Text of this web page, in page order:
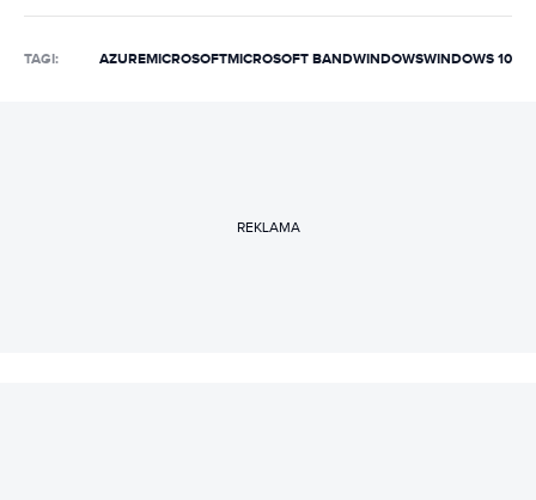
TAGI: AZUREMICROSOFTMICROSOFT BANDWINDOWSWINDOWS 10
REKLAMA